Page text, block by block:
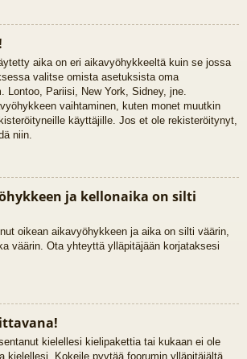
aika on eri aikavyöhykkeeltä kuin se jossa
valitse omista asetuksista oma
Lontoo, Pariisi, New York, Sidney, jne.
vaihtaminen, kuten monet muutkin
käyttäjille. Jos et ole rekisteröitynyt,
niin.
ja kellonaika on silti
oikean aikavyöhykkeen ja aika on silti väärin,
väärin. Ota yhteyttä ylläpitäjään korjataksesi
kielellesi kielipakettia tai kukaan ei ole
kielellesi. Kokeile pyytää foorumin ylläpitäjältä,